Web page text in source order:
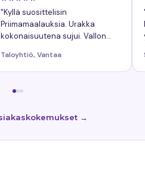
"Kyllä suosittelisin
Priimamaalauksia. Urakka
kokonaisuutena sujui. Vallon
Napea ja sujuva projekti,
mukavat maalarit."
Taloyhtiö, Vantaa
→